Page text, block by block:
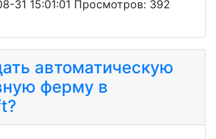
31 15:01:01 Просмотров: 392
автоматическую
ферму в